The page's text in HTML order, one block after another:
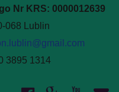
Nr KRS: 0000012639
068 Lublin
3895 1314